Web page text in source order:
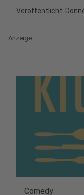
Veröffentlicht:
Anzeige
Comedy